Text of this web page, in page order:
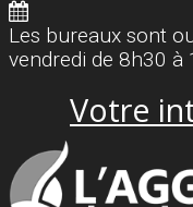
Les bureaux sont
vendredi de 8h30
Votre